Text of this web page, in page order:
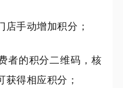
手动增加积分；
者的积分二维码，核
获得相应积分 ；